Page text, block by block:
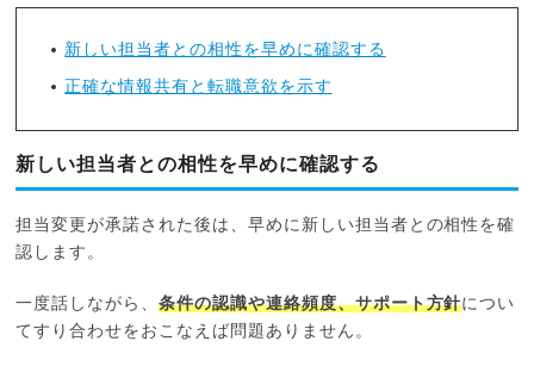
新しい担当者との相性を早めに確認する
正確な情報共有と転職意欲を示す
新しい担当者との相性を早めに確認する
担当変更が承諾された後は、早めに新しい担当者との相性を確
認します。
一度話しながら、条件の認識や連絡頻度、サポート方針につい
てすり合わせをおこなえば問題ありません。